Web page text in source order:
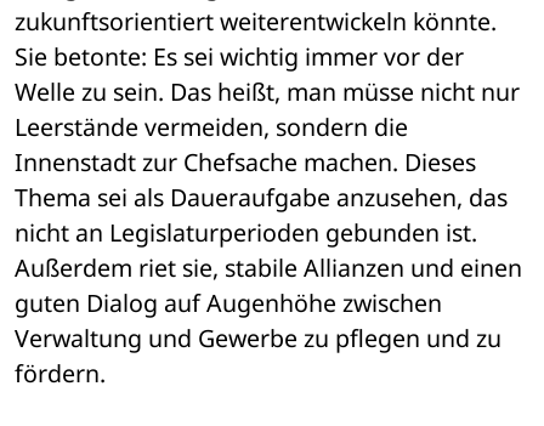
zukunftsorientiert weiterentwickeln könnte.
Sie betonte: Es sei wichtig immer vor der
Welle zu sein. Das heißt, man müsse nicht nur
Leerstände vermeiden, sondern die
Innenstadt zur Chefsache machen. Dieses
Thema sei als Daueraufgabe anzusehen, das
nicht an Legislaturperioden gebunden ist.
Außerdem riet sie, stabile Allianzen und einen
guten Dialog auf Augenhöhe zwischen
Verwaltung und Gewerbe zu pflegen und zu
fördern.